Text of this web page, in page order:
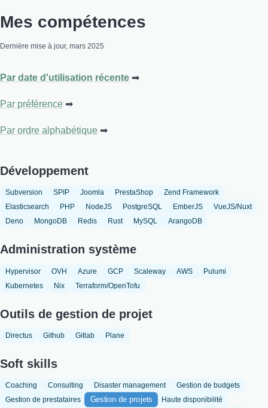
Mes compétences
Dernière mise à jour, mars 2025
Par date d'utilisation récente
Par préférence
Par ordre alphabétique
Développement
Subversion SPIP Joomla PrestaShop
Zend Framework
Elasticsearch
PHP NodeJS PostgreSQL EmberJS
VueJS/Nuxt
Deno
MongoDB Redis Rust MySQL ArangoDB
Administration système
Hypervisor OVH Azure GCP Scaleway AWS
Pulumi
Kubernetes
Nix Terraform/OpenTofu
Outils de gestion de projet
Directus Github Gitlab Plane
Soft skills
Coaching Consulting Disaster management
Gestion de budgets
Gestion de prestataires
Gestion de projets
Haute disponibilité